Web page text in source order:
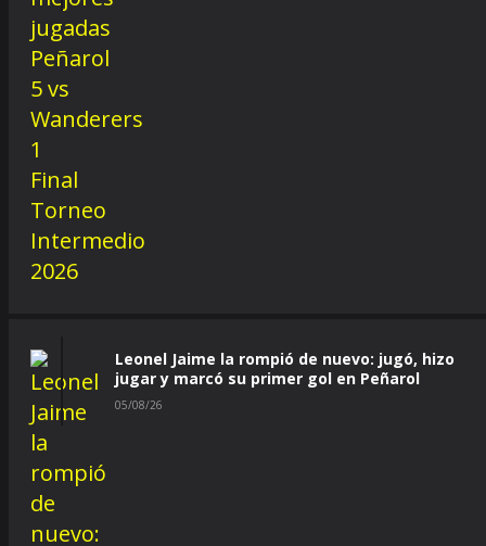
Leonel Jaime la rompió de nuevo: jugó, hizo
jugar y marcó su primer gol en Peñarol
05/08/26